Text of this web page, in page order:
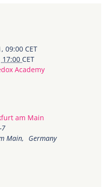
09:00CET
17:00CET
Academy
am Main
7
Main, Germany